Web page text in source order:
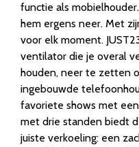
functie als
hem ergens neer. Met
voor elk moment.
ventilator die je overal
houden, neer te zetten
ingebouwde
favoriete shows met
met drie standen biedt
juiste verkoeling: een